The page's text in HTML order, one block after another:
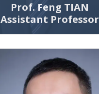
Prof. Feng TIAN
Assistant Professor